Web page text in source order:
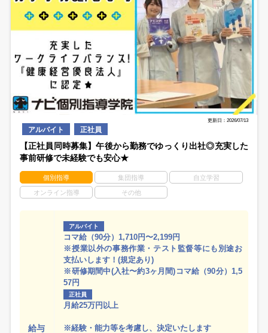
更新日：2026/07/13
アルバイト 正社員
【正社員同時募集】午後から勤務でゆっくり出社◎充実した
事前研修で未経験でも安心★
個別指導 集団指導 自立学習
オンライン指導 その他
給与
アルバイト
コマ給（90分）1,710円〜2,199円
※授業以外の事務作業・テスト監督等にも別途お
支払いします！(規定あり)
※研修期間中(入社〜約3ヶ月間)コマ給（90分）1,5
57円
正社員
月給25万円以上
※経験・能力等を考慮し、決定いたします